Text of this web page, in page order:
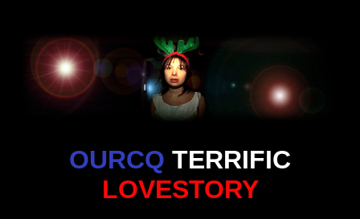
OURCQ TERRIFIC
LOVESTORY